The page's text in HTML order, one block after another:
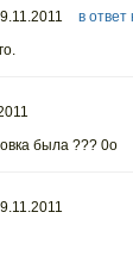
в ответ
была ??? 0о